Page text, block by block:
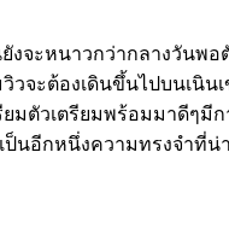
จะหนาวกว่ากลางวันพ
วจะต้องเดินขึ้นไปบนเนิ
มตัวเตรียมพร้อมมาดีๆมี
นอีกหนึ่งความทรงจำที่น่